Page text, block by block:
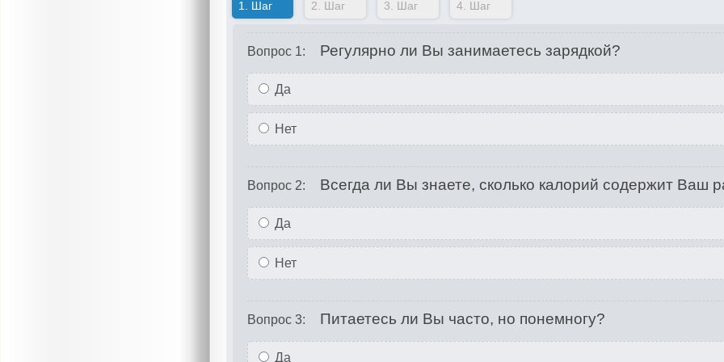
1. Шаг 2. Шаг 3. Шаг 4. Шаг
Вопрос 1: Регулярно ли Вы занимаетесь зарядкой?
Да
Нет
Вопрос 2: Всегда ли Вы знаете, сколько калорий содержит Ваш
Да
Нет
Вопрос 3: Питаетесь ли Вы часто, но понемногу?
Да